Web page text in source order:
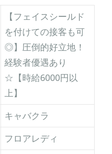
【フェイスシールド
を付けての接客も可
◎】圧倒的好立地！
経験者優遇あり
☆【時給6000円以
上】
キャバクラ
フロアレディ